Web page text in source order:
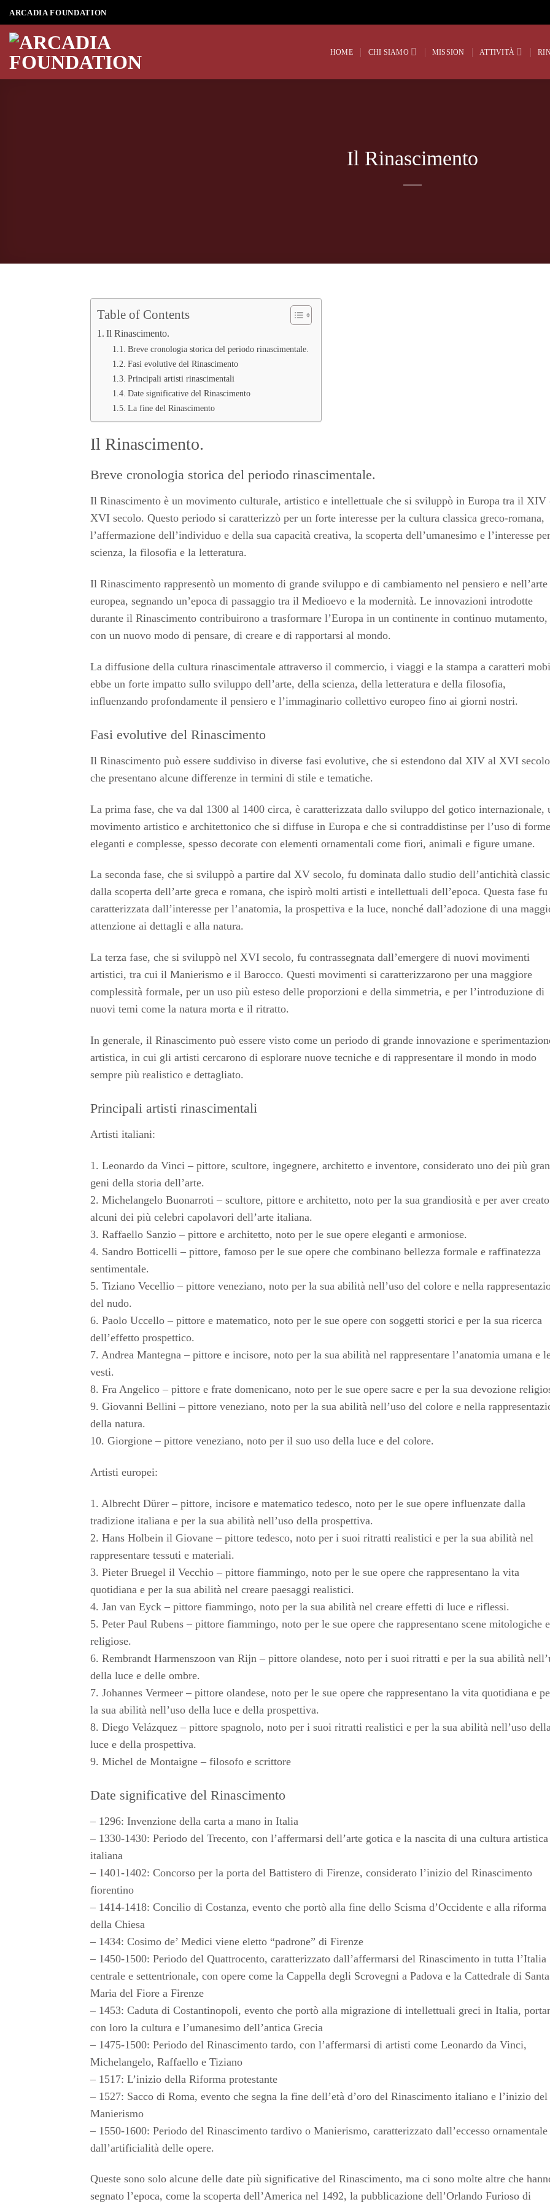
Skip
to
content
ARCADIA FOUNDATION
HOME CHI SIAMO MISSION ATTIVITÀ
Il Rinascimento
Table of Contents
Il Rinascimento.
Breve cronologia storica del periodo rinascimentale.
Fasi evolutive del Rinascimento
Principali artisti rinascimentali
Date significative del Rinascimento
La fine del Rinascimento
Il Rinascimento.
Breve cronologia storica del periodo rinascimentale.
Il Rinascimento è un movimento culturale, artistico e intellettuale che si sviluppò in Europa tra il XIV
XVI secolo. Questo periodo si caratterizzò per un forte interesse per la cultura classica greco-romana,
l’affermazione dell’individuo e della sua capacità creativa, la scoperta dell’umanesimo e l’interesse
scienza, la filosofia e la letteratura.
Il Rinascimento rappresentò un momento di grande sviluppo e di cambiamento nel pensiero e nell’arte
europea, segnando un’epoca di passaggio tra il Medioevo e la modernità. Le innovazioni introdotte
durante il Rinascimento contribuirono a trasformare l’Europa in un continente in continuo mutamento,
con un nuovo modo di pensare, di creare e di rapportarsi al mondo.
La diffusione della cultura rinascimentale attraverso il commercio, i viaggi e la stampa a caratteri
ebbe un forte impatto sullo sviluppo dell’arte, della scienza, della letteratura e della filosofia,
influenzando profondamente il pensiero e l’immaginario collettivo europeo fino ai giorni nostri.
Fasi evolutive del Rinascimento
Il Rinascimento può essere suddiviso in diverse fasi evolutive, che si estendono dal XIV al XVI
che presentano alcune differenze in termini di stile e tematiche.
La prima fase, che va dal 1300 al 1400 circa, è caratterizzata dallo sviluppo del gotico internazionale,
movimento artistico e architettonico che si diffuse in Europa e che si contraddistinse per l’uso di forme
eleganti e complesse, spesso decorate con elementi ornamentali come fiori, animali e figure umane.
La seconda fase, che si sviluppò a partire dal XV secolo, fu dominata dallo studio dell’antichità
dalla scoperta dell’arte greca e romana, che ispirò molti artisti e intellettuali dell’epoca. Questa fase fu
caratterizzata dall’interesse per l’anatomia, la prospettiva e la luce, nonché dall’adozione di una
attenzione ai dettagli e alla natura.
La terza fase, che si sviluppò nel XVI secolo, fu contrassegnata dall’emergere di nuovi movimenti
artistici, tra cui il Manierismo e il Barocco. Questi movimenti si caratterizzarono per una maggiore
complessità formale, per un uso più esteso delle proporzioni e della simmetria, e per l’introduzione di
nuovi temi come la natura morta e il ritratto.
In generale, il Rinascimento può essere visto come un periodo di grande innovazione e
artistica, in cui gli artisti cercarono di esplorare nuove tecniche e di rappresentare il mondo in modo
sempre più realistico e dettagliato.
Principali artisti rinascimentali
Artisti italiani:
1. Leonardo da Vinci – pittore, scultore, ingegnere, architetto e inventore, considerato uno dei più
geni della storia dell’arte.
2. Michelangelo Buonarroti – scultore, pittore e architetto, noto per la sua grandiosità e per aver creato
alcuni dei più celebri capolavori dell’arte italiana.
3. Raffaello Sanzio – pittore e architetto, noto per le sue opere eleganti e armoniose.
4. Sandro Botticelli – pittore, famoso per le sue opere che combinano bellezza formale e raffinatezza
sentimentale.
5. Tiziano Vecellio – pittore veneziano, noto per la sua abilità nell’uso del colore e nella
del nudo.
6. Paolo Uccello – pittore e matematico, noto per le sue opere con soggetti storici e per la sua ricerca
dell’effetto prospettico.
7. Andrea Mantegna – pittore e incisore, noto per la sua abilità nel rappresentare l’anatomia umana e
vesti.
8. Fra Angelico – pittore e frate domenicano, noto per le sue opere sacre e per la sua devozione
9. Giovanni Bellini – pittore veneziano, noto per la sua abilità nell’uso del colore e nella
della natura.
10. Giorgione – pittore veneziano, noto per il suo uso della luce e del colore.
Artisti europei:
1. Albrecht Dürer – pittore, incisore e matematico tedesco, noto per le sue opere influenzate dalla
tradizione italiana e per la sua abilità nell’uso della prospettiva.
2. Hans Holbein il Giovane – pittore tedesco, noto per i suoi ritratti realistici e per la sua abilità nel
rappresentare tessuti e materiali.
3. Pieter Bruegel il Vecchio – pittore fiammingo, noto per le sue opere che rappresentano la vita
quotidiana e per la sua abilità nel creare paesaggi realistici.
4. Jan van Eyck – pittore fiammingo, noto per la sua abilità nel creare effetti di luce e riflessi.
5. Peter Paul Rubens – pittore fiammingo, noto per le sue opere che rappresentano scene mitologiche e
religiose.
6. Rembrandt Harmenszoon van Rijn – pittore olandese, noto per i suoi ritratti e per la sua abilità
della luce e delle ombre.
7. Johannes Vermeer – pittore olandese, noto per le sue opere che rappresentano la vita quotidiana e
la sua abilità nell’uso della luce e della prospettiva.
8. Diego Velázquez – pittore spagnolo, noto per i suoi ritratti realistici e per la sua abilità nell’uso della
luce e della prospettiva.
9. Michel de Montaigne – filosofo e scrittore
Date significative del Rinascimento
– 1296: Invenzione della carta a mano in Italia
– 1330-1430: Periodo del Trecento, con l’affermarsi dell’arte gotica e la nascita di una cultura artistica
italiana
– 1401-1402: Concorso per la porta del Battistero di Firenze, considerato l’inizio del Rinascimento
fiorentino
– 1414-1418: Concilio di Costanza, evento che portò alla fine dello Scisma d’Occidente e alla riforma
della Chiesa
– 1434: Cosimo de’ Medici viene eletto “padrone” di Firenze
– 1450-1500: Periodo del Quattrocento, caratterizzato dall’affermarsi del Rinascimento in tutta l’Italia
centrale e settentrionale, con opere come la Cappella degli Scrovegni a Padova e la Cattedrale di Santa
Maria del Fiore a Firenze
– 1453: Caduta di Costantinopoli, evento che portò alla migrazione di intellettuali greci in Italia,
con loro la cultura e l’umanesimo dell’antica Grecia
– 1475-1500: Periodo del Rinascimento tardo, con l’affermarsi di artisti come Leonardo da Vinci,
Michelangelo, Raffaello e Tiziano
– 1517: L’inizio della Riforma protestante
– 1527: Sacco di Roma, evento che segna la fine dell’età d’oro del Rinascimento italiano e l’inizio del
Manierismo
– 1550-1600: Periodo del Rinascimento tardivo o Manierismo, caratterizzato dall’eccesso ornamentale
dall’artificialità delle opere.
Queste sono solo alcune delle date più significative del Rinascimento, ma ci sono molte altre che
segnato l’epoca, come la scoperta dell’America nel 1492, la pubblicazione dell’Orlando Furioso di